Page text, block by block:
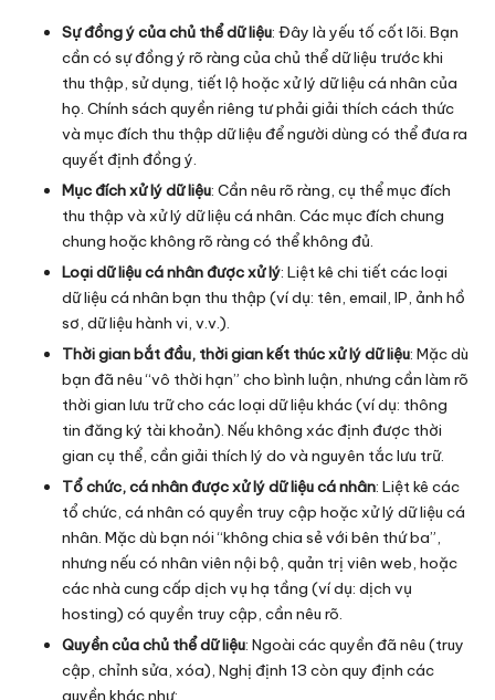
Sự đồng ý của chủ thể dữ liệu: Đây là yếu tố cốt lõi. Bạn
cần có sự đồng ý rõ ràng của chủ thể dữ liệu trước khi
thu thập, sử dụng, tiết lộ hoặc xử lý dữ liệu cá nhân của
họ. Chính sách quyền riêng tư phải giải thích cách thức
và mục đích thu thập dữ liệu để người dùng có thể đưa ra
quyết định đồng ý.
Mục đích xử lý dữ liệu: Cần nêu rõ ràng, cụ thể mục đích
thu thập và xử lý dữ liệu cá nhân. Các mục đích chung
chung hoặc không rõ ràng có thể không đủ.
Loại dữ liệu cá nhân được xử lý: Liệt kê chi tiết các loại
dữ liệu cá nhân bạn thu thập (ví dụ: tên, email, IP, ảnh hồ
sơ, dữ liệu hành vi, v.v.).
Thời gian bắt đầu, thời gian kết thúc xử lý dữ liệu: Mặc dù
bạn đã nêu “vô thời hạn” cho bình luận, nhưng cần làm rõ
thời gian lưu trữ cho các loại dữ liệu khác (ví dụ: thông
tin đăng ký tài khoản). Nếu không xác định được thời
gian cụ thể, cần giải thích lý do và nguyên tắc lưu trữ.
Tổ chức, cá nhân được xử lý dữ liệu cá nhân: Liệt kê các
tổ chức, cá nhân có quyền truy cập hoặc xử lý dữ liệu cá
nhân. Mặc dù bạn nói “không chia sẻ với bên thứ ba”,
nhưng nếu có nhân viên nội bộ, quản trị viên web, hoặc
các nhà cung cấp dịch vụ hạ tầng (ví dụ: dịch vụ
hosting) có quyền truy cập, cần nêu rõ.
Quyền của chủ thể dữ liệu: Ngoài các quyền đã nêu (truy
cập, chỉnh sửa, xóa), Nghị định 13 còn quy định các
quyền khác như: